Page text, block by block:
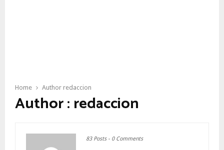
Home Author redaccion
Author : redaccion
83 Posts- 0 Comments